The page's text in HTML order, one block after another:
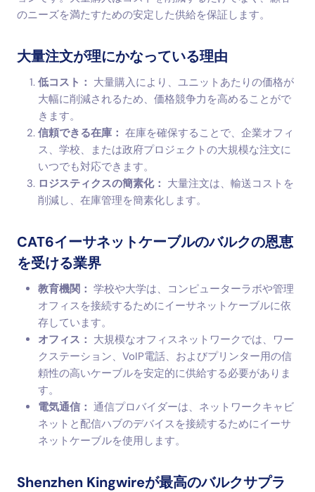
のニーズを満たすための安定した供給を保証します。
大量注文が理にかなっている理由
低コスト： 大量購入により、ユニットあたりの価格が
大幅に削減されるため、価格競争力を高めることがで
きます。
信頼できる在庫： 在庫を確保することで、企業オフィ
ス、学校、または政府プロジェクトの大規模な注文に
いつでも対応できます。
ロジスティクスの簡素化： 大量注文は、輸送コストを
削減し、在庫管理を簡素化します。
CAT6イーサネットケーブルのバルクの恩恵
を受ける業界
教育機関： 学校や大学は、コンピューターラボや管理
オフィスを接続するためにイーサネットケーブルに依
存しています。
オフィス： 大規模なオフィスネットワークでは、ワー
クステーション、VoIP電話、およびプリンター用の信
頼性の高いケーブルを安定的に供給する必要がありま
す。
電気通信： 通信プロバイダーは、ネットワークキャビ
ネットと配信ハブのデバイスを接続するためにイーサ
ネットケーブルを使用します。
Shenzhen Kingwireが最高のバルクサプラ